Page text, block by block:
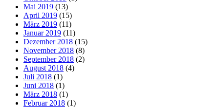
Mai 2019 (13)
April 2019 (15)
März 2019 (11)
Januar 2019 (11)
Dezember 2018 (15)
November 2018 (8)
September 2018 (2)
August 2018 (4)
Juli 2018 (1)
Juni 2018 (1)
März 2018 (1)
Februar 2018 (1)